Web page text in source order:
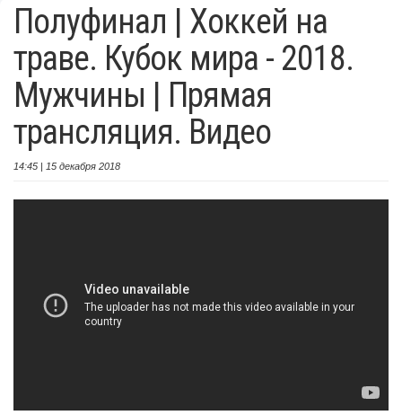
Полуфинал | Хоккей на
траве. Кубок мира - 2018.
Мужчины | Прямая
трансляция. Видео
14:45 | 15 декабря 2018